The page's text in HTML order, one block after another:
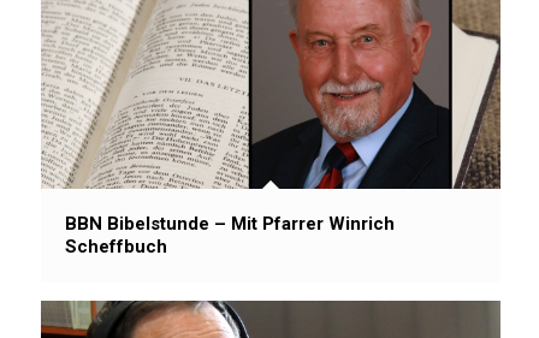
BBN Bibelstunde – Mit Pfarrer Winrich
Scheffbuch